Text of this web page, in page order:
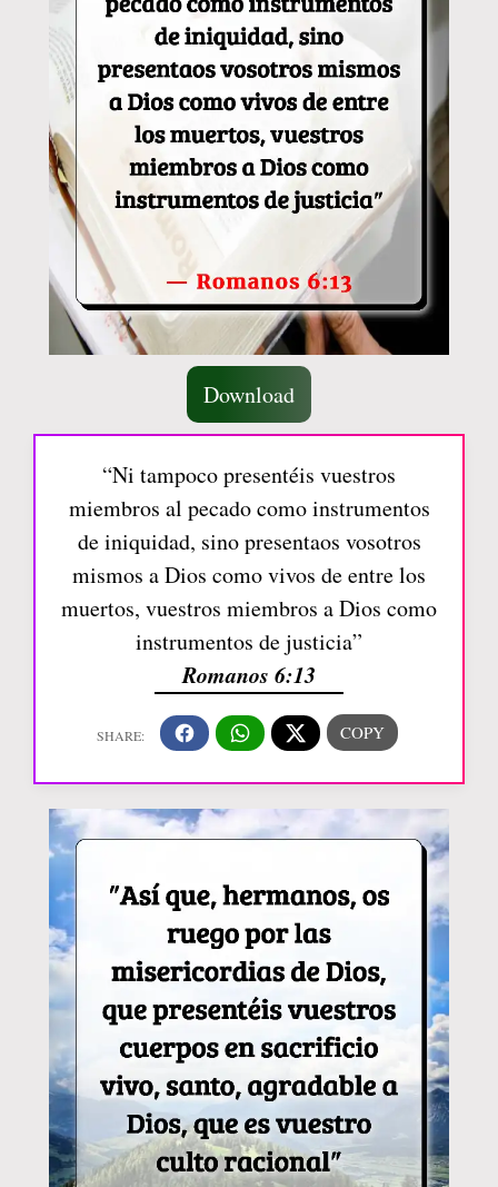
Download
“Ni tampoco presentéis vuestros
miembros al pecado como instrumentos
de iniquidad, sino presentaos vosotros
mismos a Dios como vivos de entre los
muertos, vuestros miembros a Dios como
instrumentos de justicia”
Romanos 6:13